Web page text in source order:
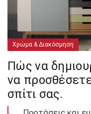
Χρώμα & Διακόσμηση
Πώς να
να
σπίτι σας.